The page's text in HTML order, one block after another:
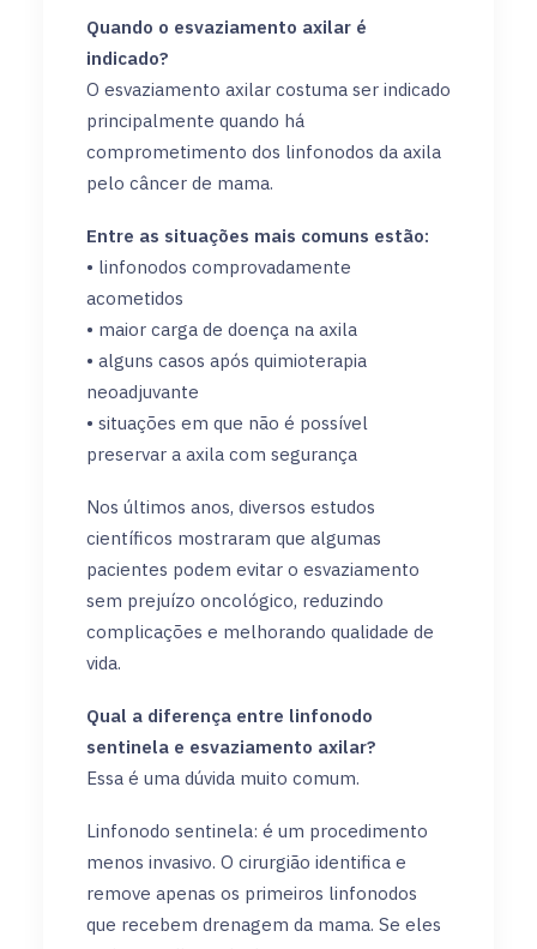
Quando o esvaziamento axilar é
indicado?
O esvaziamento axilar costuma ser indicado
principalmente quando há
comprometimento dos linfonodos da axila
pelo câncer de mama.
Entre as situações mais comuns estão:
• linfonodos comprovadamente
acometidos
• maior carga de doença na axila
• alguns casos após quimioterapia
neoadjuvante
• situações em que não é possível
preservar a axila com segurança
Nos últimos anos, diversos estudos
científicos mostraram que algumas
pacientes podem evitar o esvaziamento
sem prejuízo oncológico, reduzindo
complicações e melhorando qualidade de
vida.
Qual a diferença entre linfonodo
sentinela e esvaziamento axilar?
Essa é uma dúvida muito comum.
Linfonodo sentinela: é um procedimento
menos invasivo. O cirurgião identifica e
remove apenas os primeiros linfonodos
que recebem drenagem da mama. Se eles